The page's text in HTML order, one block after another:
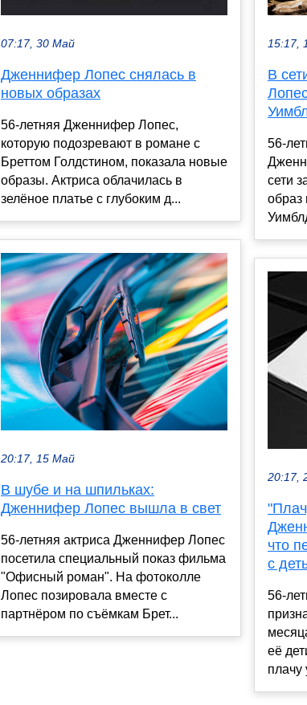
07:17, 30 Май
Дженнифер Лопес снялась в
новых образах
56-летняя Дженнифер Лопес,
которую подозревают в романе с
Бреттом Голдстином, показала новые
образы. Актриса облачилась в
зелёное платье с глубоким д...
20:17, 15 Май
В шубе и на шпильках:
Дженнифер Лопес вышла в свет
56-летняя актриса Дженнифер Лопес
посетила специальный показ фильма
"Офисный роман". На фотоколле
Лопес позировала вместе с
партнёром по съёмкам Брет...
15:17,
В
56-
сети
20:17,
что
с
56-
её
плачу